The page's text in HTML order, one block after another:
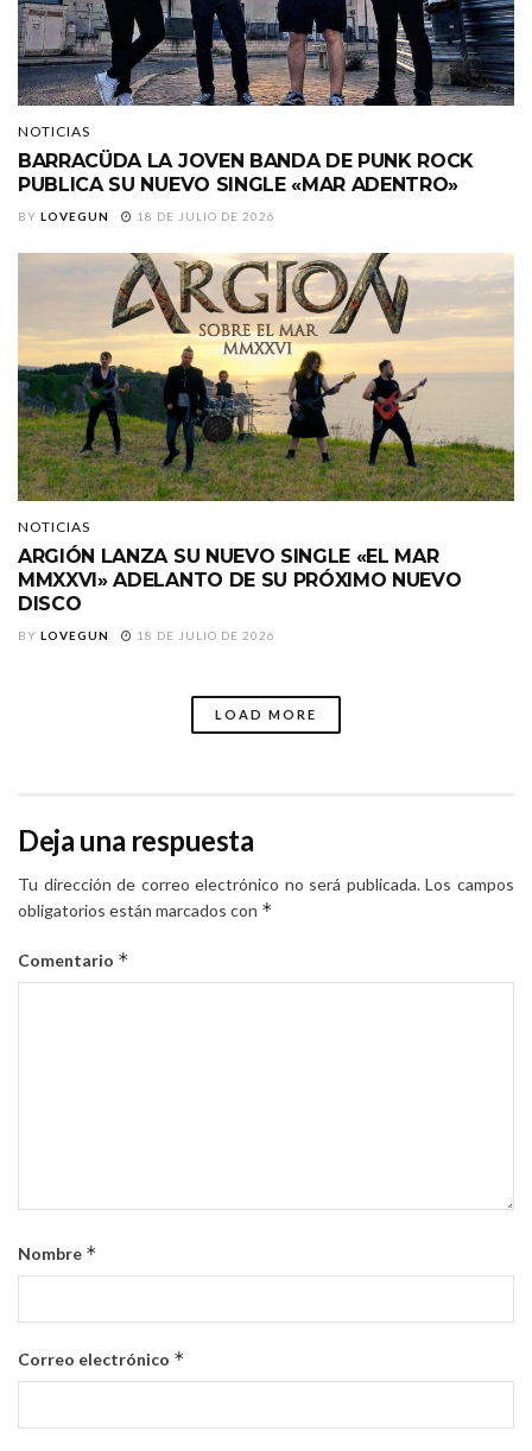
NOTICIAS
BARRACÜDA LA JOVEN BANDA DE PUNK ROCK
PUBLICA SU NUEVO SINGLE «MAR ADENTRO»
BY LOVEGUN 18 DE JULIO DE 2026
NOTICIAS
ARGIÓN LANZA SU NUEVO SINGLE «EL MAR
MMXXVI» ADELANTO DE SU PRÓXIMO NUEVO
DISCO
BY LOVEGUN 18 DE JULIO DE 2026
LOAD MORE
Deja una respuesta
Tu dirección de correo electrónico no será publicada. Los campos
obligatorios están marcados con *
Comentario *
Nombre *
Correo electrónico *